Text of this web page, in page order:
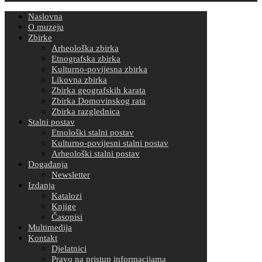
Naslovna
O muzeju
Zbirke
Arheološka zbirka
Etnografska zbirka
Kulturno-povijesna zbirka
Likovna zbirka
Zbirka geografskih karata
Zbirka Domovinskog rata
Zbirka razglednica
Stalni postav
Etnološki stalni postav
Kulturno-povijesni stalni postav
Arheološki stalni postav
Događanja
Newsletter
Izdanja
Katalozi
Knjige
Časopisi
Multimedija
Kontakt
Djelatnici
Pravo na pristup informacijama